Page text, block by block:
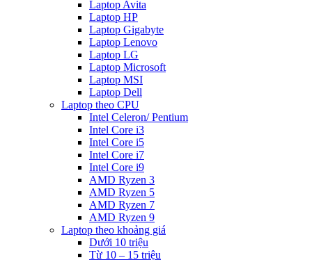
Laptop Avita
Laptop HP
Laptop Gigabyte
Laptop Lenovo
Laptop LG
Laptop Microsoft
Laptop MSI
Laptop Dell
Laptop theo CPU
Intel Celeron/ Pentium
Intel Core i3
Intel Core i5
Intel Core i7
Intel Core i9
AMD Ryzen 3
AMD Ryzen 5
AMD Ryzen 7
AMD Ryzen 9
Laptop theo khoảng giá
Dưới 10 triệu
Từ 10 – 15 triệu